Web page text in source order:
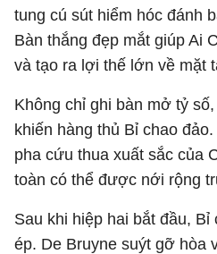
tung cú sút hiểm hóc đánh
Bàn thắng đẹp mắt giúp Ai
và tạo ra lợi thế lớn về mặt
Không chỉ ghi bàn mở tỷ
khiến hàng thủ Bỉ chao
pha cứu thua xuất sắc của
toàn có thể được nới rộng
Sau khi hiệp hai bắt đầu,
ép. De Bruyne suýt gỡ hòa